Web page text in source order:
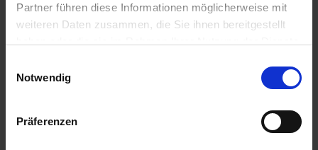
Partner führen diese Informationen möglicherweise mit
weiteren Daten zusammen, die Sie ihnen bereitgestellt
Notwendig
Präferenzen
08.30 Uhr
14.30 Uhr
Halbtagesausflug: Wiener Serenade & zukünftiges Grinzing
20.30 Uhr
12.09.2026 - Samstag